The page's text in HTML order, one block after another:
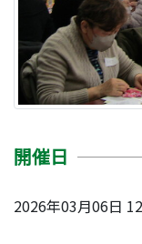
開催日
2026年03月06日